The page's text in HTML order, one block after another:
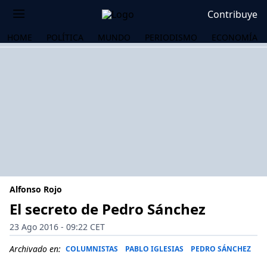
Contribuye
HOME POLÍTICA MUNDO PERIODISMO ECONOMÍA
Alfonso Rojo
El secreto de Pedro Sánchez
23 Ago 2016 - 09:22 CET
Archivado en: COLUMNISTAS PABLO IGLESIAS PEDRO SÁNCHEZ